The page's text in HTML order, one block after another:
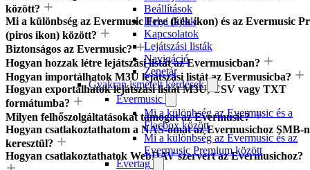
Beállítások
Helyi fájlok
Kapcsolatok
Lejátszási listák
Navigáció
Zenetár
Gyakran ismételt kérdések
Evermusic
Mi a különbség az Evermusic és a
Flacbox között
Mi a különbség az Evermusic és az
Evermusic Premium között
Evertag
között?
Mi a különbség az Evermusic Free (kék ikon) és az Evermusic
(piros ikon) között?
Biztonságos az Evermusic?
Hogyan hozzak létre lejátszási listát az Evermusicban?
Hogyan importálhatok M3U lejátszási listát az Evermusicba?
Hogyan exportálhatok lejátszási listát M3U, CSV vagy TXT
formátumba?
Milyen felhőszolgáltatásokat támogat az Evermusic?
Hogyan csatlakoztathatom a NAS-omat az Evermusichoz SMB-n
keresztül?
Hogyan csatlakoztathatok WebDAV szervert az Evermusichoz?